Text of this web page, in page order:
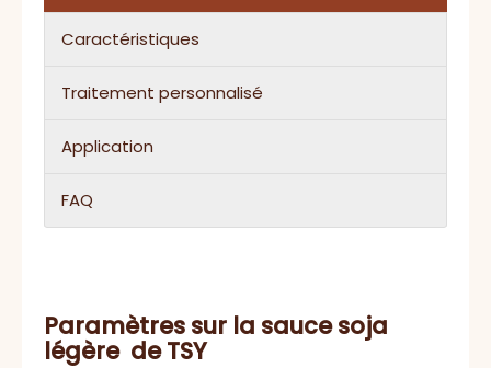
Caractéristiques
Traitement personnalisé
Application
FAQ
Paramètres sur la sauce soja
légère deTSY